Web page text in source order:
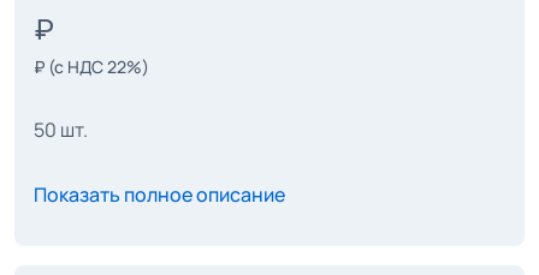
₽ (с НДС 22%)
50 шт.
Показать полное описание